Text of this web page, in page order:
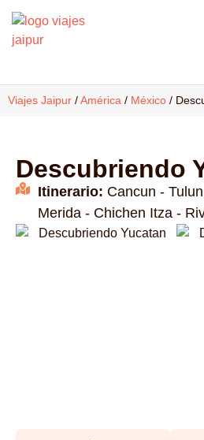
Viajes Jaipur / América / México /
Descubriendo
Itinerario: Cancun -
Merida - Chichen Itza -